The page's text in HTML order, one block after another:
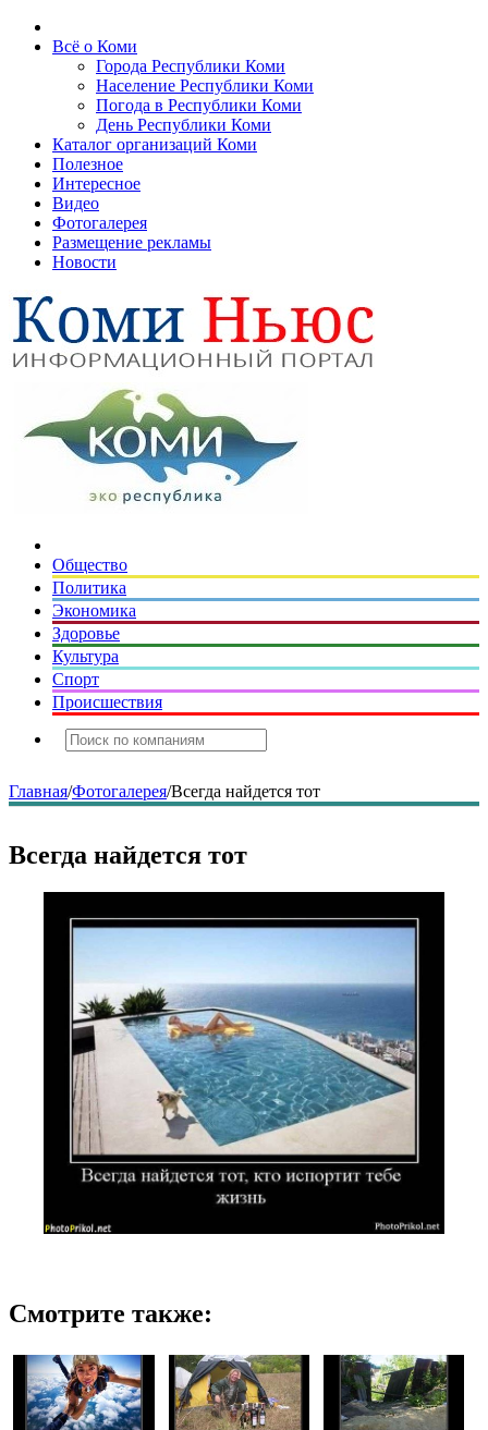
Всё о Коми
Города Республики Коми
Население Республики Коми
Погода в Республики Коми
День Республики Коми
Каталог организаций Коми
Полезное
Интересное
Видео
Фотогалерея
Размещение рекламы
Новости
Общество
Политика
Экономика
Здоровье
Культура
Спорт
Происшествия
Главная/Фотогалерея/Всегда найдется тот
Всегда найдется тот
Смотрите также: